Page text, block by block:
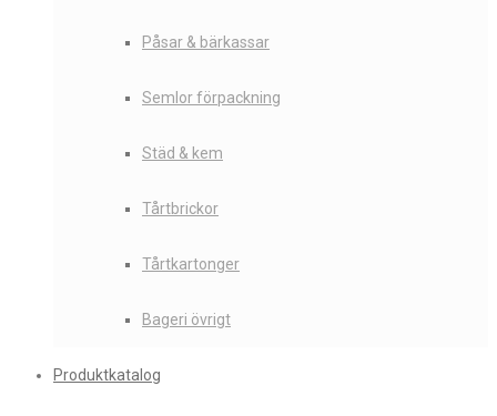
Påsar & bärkassar
Semlor förpackning
Städ & kem
Tårtbrickor
Tårtkartonger
Bageri övrigt
Produktkatalog